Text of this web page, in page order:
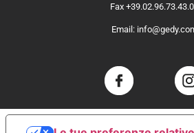
Fax
Email: